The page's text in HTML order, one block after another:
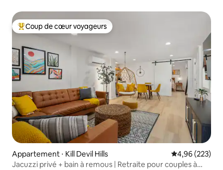
Coups de cœur voyageurs les plus appréciés
Coup de cœur voyageurs
Appartement ⋅ Kill Devil Hills Évaluation
4,96 (223)
Jacuzzi privé + bain à remous | Retraite pour couples à